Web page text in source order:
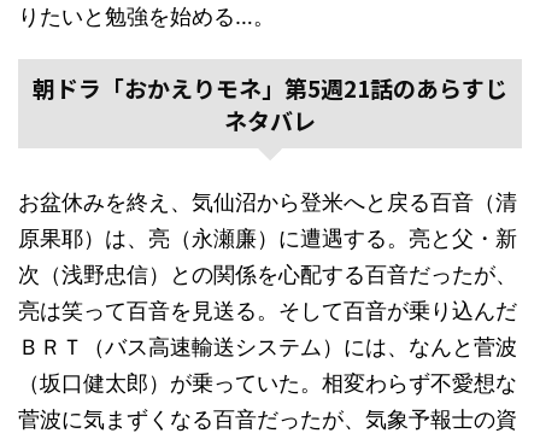
りたいと勉強を始める…。
朝ドラ「おかえりモネ」第5週21話のあらすじ
ネタバレ
お盆休みを終え、気仙沼から登米へと戻る百音（清
原果耶）は、亮（永瀬廉）に遭遇する。亮と父・新
次（浅野忠信）との関係を心配する百音だったが、
亮は笑って百音を見送る。そして百音が乗り込んだ
ＢＲＴ（バス高速輸送システム）には、なんと菅波
（坂口健太郎）が乗っていた。相変わらず不愛想な
菅波に気まずくなる百音だったが、気象予報士の資